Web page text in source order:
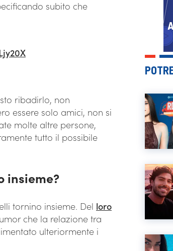
subito che
ribadirlo, non
essere solo amici, non si
molte altre persone,
tutto il possibile
insieme?
tornino insieme. Del loro
che la relazione tra
ulteriormente i